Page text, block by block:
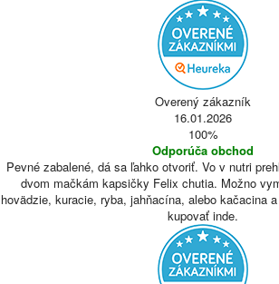
Overený zákazník
16.01.2026
100%
Odporúča obchod
Pevné zabalené, dá sa ľahko otvoriť. Vo v nutri
dvom mačkám kapsičky Felix chutia. Možno
hovädzie, kuracie, ryba, jahňacína, alebo kačacina
kupovať inde.